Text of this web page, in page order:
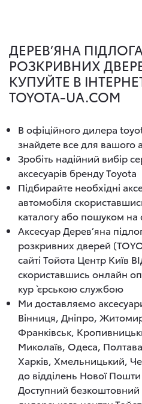
ДЕРЕВ’ЯНА
РОЗКРИВНИХ
КУПУЙТЕ В
TOYOTA-UA.COM
В офіційного дилера
знайдете все для вашого
Зробіть надійний вибір
аксесуарів бренду Toyota
Підбирайте необхідні
автомобіля
каталогу або пошуком на
Аксесуар Дерев’яна
розкривних дверей
сайті Тойота Центр Київ
скориставшись онлайн
кур`єрською службою
Ми доставляємо
Вінниця, Дніпро,
Франківськ,
Миколаїв, Одеса,
Харків, Хмельницький,
до відділень Нової
Доступний безкоштовний